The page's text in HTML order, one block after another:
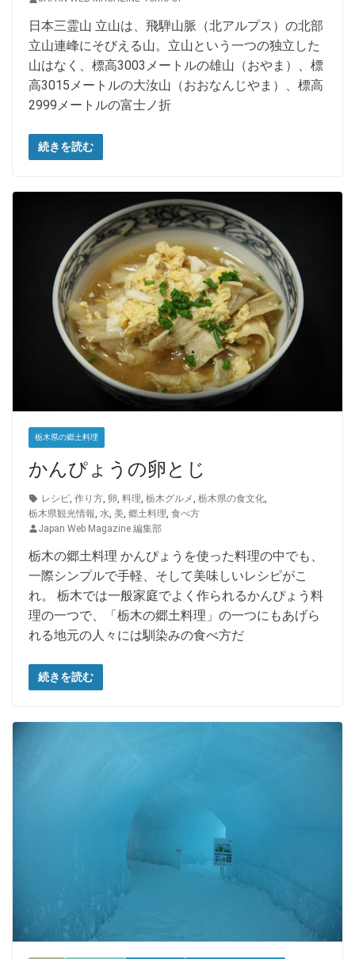
日本三霊山 立山は、飛騨山脈（北アルプス）の北部
立山連峰にそびえる山。立山という一つの独立した
山はなく、標高3003メートルの雄山（おやま）、標
高3015メートルの大汝山（おおなんじやま）、標高
2999メートルの富士ノ折
続きを読む
栃木県の郷土料理
かんぴょうの卵とじ
レシピ, 作り方, 卵, 料理, 栃木グルメ, 栃木県の食文化,
栃木県観光情報, 水, 美, 郷土料理, 食べ方
Japan Web Magazine 編集部
栃木の郷土料理 かんぴょうを使った料理の中でも、
一際シンプルで手軽、そして美味しいレシピがこ
れ。 栃木では一般家庭でよく作られるかんぴょう料
理の一つで、「栃木の郷土料理」の一つにもあげら
れる地元の人々には馴染みの食べ方だ
続きを読む